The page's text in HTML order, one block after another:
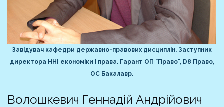
Завідувач кафедри державно-правових дисциплін. Заступник
директора ННІ економіки і права.Гарант ОП "Право", D8 Право,
ОС Бакалавр.
Волошкевич Геннадій Андрійович